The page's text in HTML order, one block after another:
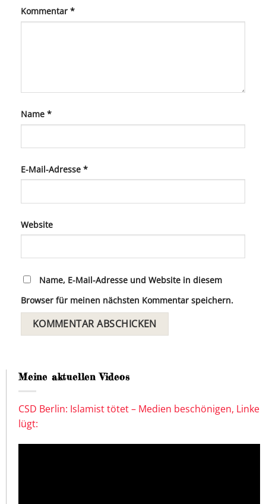
Kommentar *
Name *
E-Mail-Adresse *
Website
Name, E-Mail-Adresse und Website in diesem
Browser für meinen nächsten Kommentar speichern.
Meine aktuellen Videos
CSD Berlin: Islamist tötet – Medien beschönigen, Linke
lügt: